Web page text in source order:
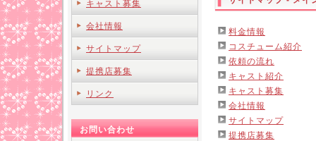
料金情報
コスチューム紹介
依頼の流れ
キャスト紹介
キャスト募集
会社情報
サイトマップ
提携店募集
キャスト募集
会社情報
サイトマップ
提携店募集
リンク
お問い合わせ